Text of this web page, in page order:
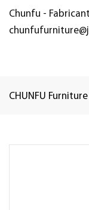
Chunfu -
CHUNFU Furniture